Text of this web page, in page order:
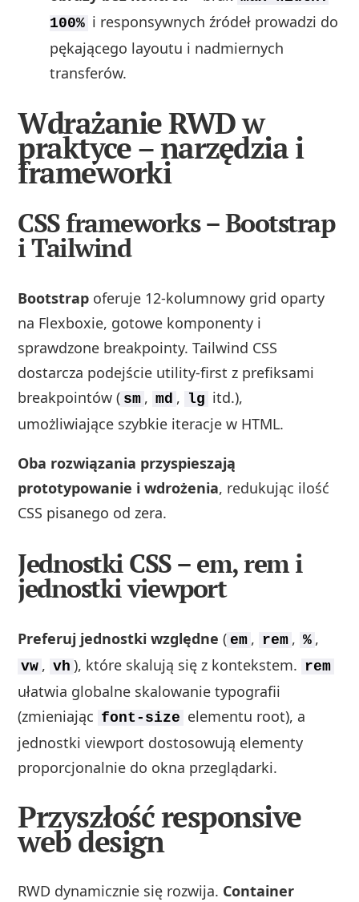
100% i responsywnych źródeł prowadzi do
pękającego layoutu i nadmiernych
transferów.
Wdrażanie RWD w
praktyce – narzędzia i
frameworki
CSS frameworks – Bootstrap
i Tailwind
Bootstrap oferuje 12‑kolumnowy grid oparty
na Flexboxie, gotowe komponenty i
sprawdzone breakpointy. Tailwind CSS
dostarcza podejście utility‑first z prefiksami
breakpointów ( sm , md , lg itd.),
umożliwiające szybkie iteracje w HTML.
Oba rozwiązania przyspieszają
prototypowanie i wdrożenia, redukując ilość
CSS pisanego od zera.
Jednostki CSS – em, rem i
jednostki viewport
Preferuj jednostki względne ( em , rem , % ,
vw , vh ), które skalują się z kontekstem. rem
ułatwia globalne skalowanie typografii
(zmieniając font-size elementu root), a
jednostki viewport dostosowują elementy
proporcjonalnie do okna przeglądarki.
Przyszłość responsive
web design
RWD dynamicznie się rozwija. Container